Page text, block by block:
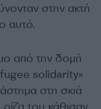
στην ακτή
αυτό.
από την δομή
solidarity»
στη σκιά